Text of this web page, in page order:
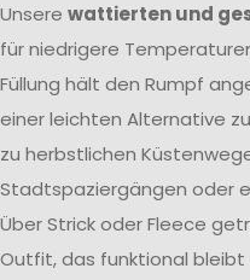
Unsere wattierten und
für niedrigere
Füllung hält den Rumpf
einer leichten Alternative
zu herbstlichen
Stadtspaziergängen oder
Über Strick oder Fleece
Outfit, das funktional bleibt